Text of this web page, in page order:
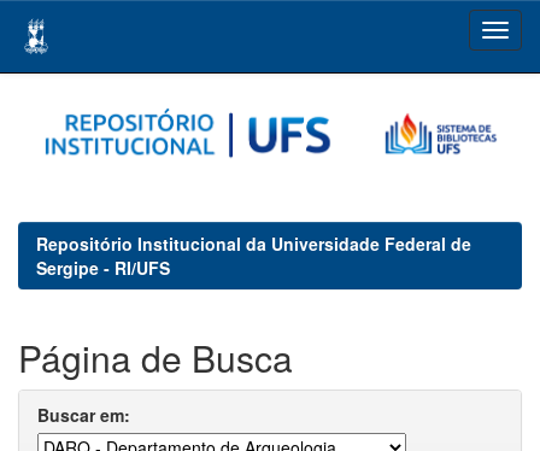
navigation
Repositório Institucional da Universidade Federal de
Sergipe - RI/UFS
Página de Busca
Buscar em: